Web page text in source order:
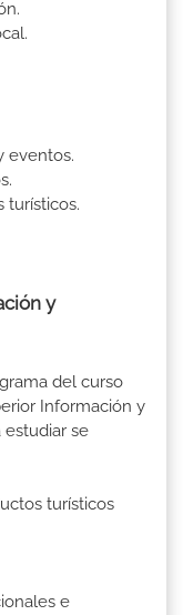
eventos.
turísticos.
y
del curso
Información y
estudiar se
turísticos
e